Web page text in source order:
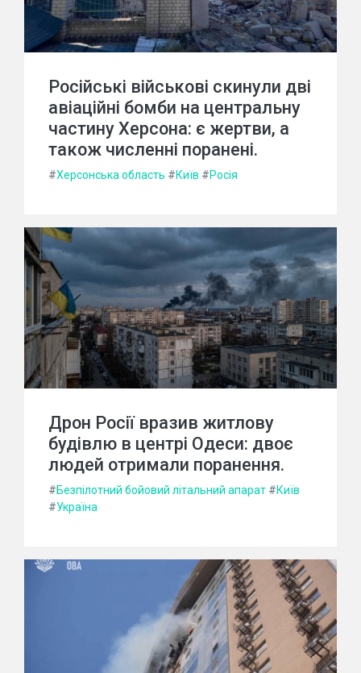
Російські військові скинули дві
авіаційні бомби на центральну
частину Херсона: є жертви, а
також численні поранені.
#Херсонська область #Київ #Росія
Дрон Росії вразив житлову
будівлю в центрі Одеси: двоє
людей отримали поранення.
#Безпілотний бойовий літальний апарат #Київ
#Україна